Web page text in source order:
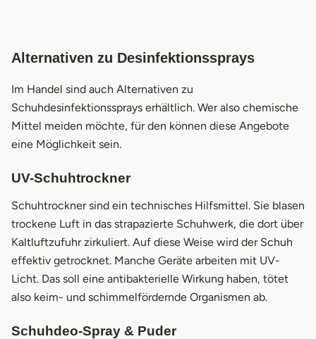
Alternativen zu Desinfektionssprays
Im Handel sind auch Alternativen zu
Schuhdesinfektionssprays erhältlich. Wer also chemische
Mittel meiden möchte, für den können diese Angebote
eine Möglichkeit sein.
UV-Schuhtrockner
Schuhtrockner sind ein technisches Hilfsmittel. Sie blasen
trockene Luft in das strapazierte Schuhwerk, die dort über
Kaltluftzufuhr zirkuliert. Auf diese Weise wird der Schuh
effektiv getrocknet. Manche Geräte arbeiten mit UV-
Licht. Das soll eine antibakterielle Wirkung haben, tötet
also keim- und schimmelfördernde Organismen ab.
Schuhdeo-Spray & Puder